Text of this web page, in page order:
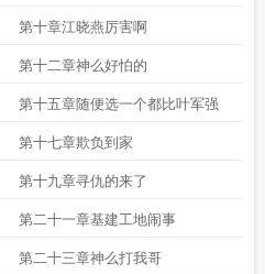
第十章江晓燕厉害啊
第十二章神么好怕的
第十五章随便选一个都比叶军强
第十七章欺负到家
第十九章寻仇的来了
第二十一章基建工地闹事
第二十三章神么打我哥